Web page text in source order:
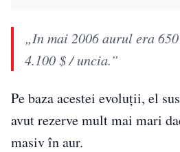
„In mai 2006 aurul era
4.100 $ / uncia.”
Pe baza acestei evoluții, el
avut rezerve mult mai mari
masiv în aur.